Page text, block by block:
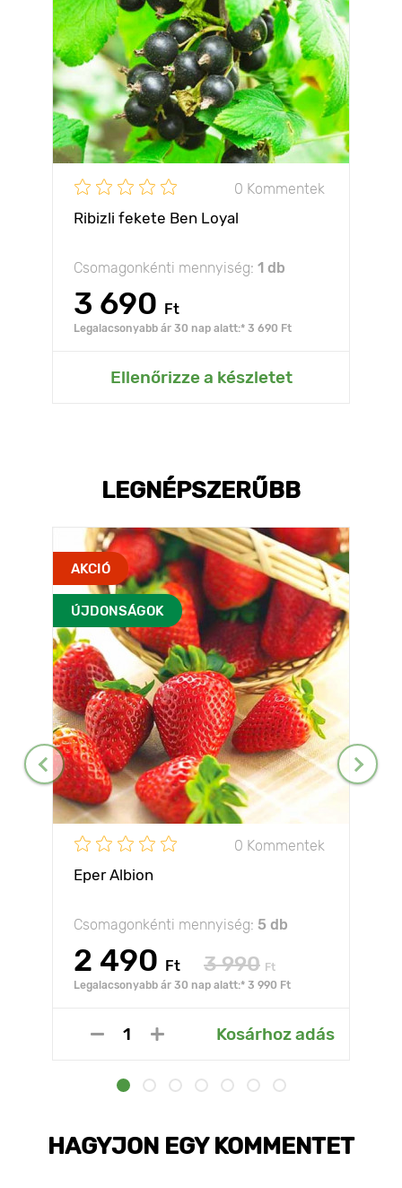
0 Kommentek
Ribizli fekete Ben Loyal
Csomagonkénti mennyiség: 1 db
3 690 Ft
Legalacsonyabb ár 30 nap alatt:* 3 690 Ft
Ellenőrizze a készletet
LEGNÉPSZERŰBB
AKCIÓ
ÚJDONSÁGOK
0 Kommentek
Eper Albion
Csomagonkénti mennyiség: 5 db
2 490 Ft 3 990 Ft
Legalacsonyabb ár 30 nap alatt:* 3 990 Ft
Kosárhoz adás
HAGYJON EGY KOMMENTET